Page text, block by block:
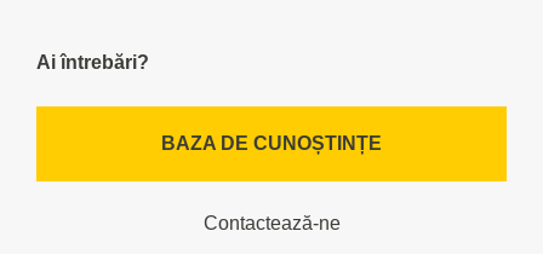
Ai întrebări?
BAZA DE CUNOȘTINȚE
Contactează-ne